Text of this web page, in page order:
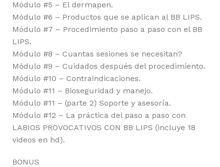
Módulo #5 – El dermapen.
Módulo #6 – Productos que se aplican al BB LIPS.
Módulo #7 – Procedimiento paso a paso con el BB
LIPS.
Módulo #8 – Cuantas sesiones se necesitan?
Módulo #9 – Cuidados después del procedimiento.
Módulo #10 – Contraindicaciones.
Módulo #11 – Bioseguridad y manejo.
Módulo #11 – (parte 2) Soporte y asesoría.
Módulo #12 – La práctica del paso a paso con
LABIOS PROVOCATIVOS CON BB LIPS (incluye 18
videos en hd).
BONUS